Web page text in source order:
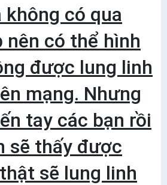
có qua
nên có thể hình
được lung linh
mạng. Nhưng
tay các bạn rồi
sẽ thấy được
sẽ lung linh